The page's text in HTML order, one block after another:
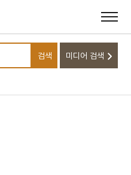
검색어를 입력하세요
검색 미디어 검색